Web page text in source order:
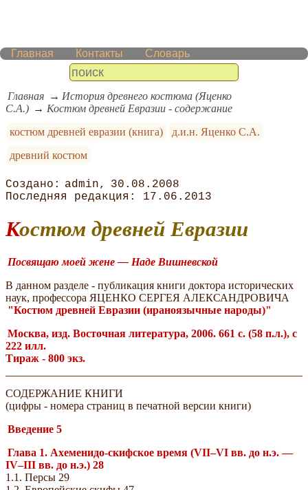
Главная Контакты Словарь
Главная
История древнего костюма (Яценко
С.А.)
Костюм древней Евразии - содержание
костюм древней евразии (книга)
д.и.н. Яценко С.А.
древний костюм
admin
30.08.2008
17.06.2013
Костюм древней Евразии
Посвящаю моей жене — Наде Вишневской
В данном разделе - публикация книги доктора исторических
наук, профессора ЯЦЕНКО СЕРГЕЯ АЛЕКСАНДРОВИЧА
"Костюм древней Евразии (ираноязычные народы)"
Москва, изд. Восточная литература, 2006. 661 с. (58 п.л.), с
222 илл.
Тираж - 800 экз.
СОДЕРЖАНИЕ КНИГИ
(цифры - номера страниц в печатной версии книги)
Введение 5
Глава 1. Ахеменидо-скифское время (VII–VI вв. до н.э. —
IV–III вв. до н.э.) 28
1.1. Персы 29